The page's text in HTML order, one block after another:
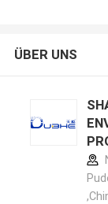
ÜBER UNS
Y